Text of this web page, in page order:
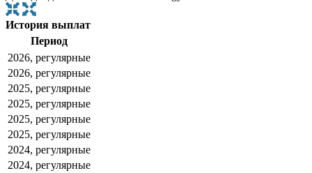
История выплат
Период
2026, регулярные
2026, регулярные
2025, регулярные
2025, регулярные
2025, регулярные
2025, регулярные
2024, регулярные
2024, регулярные